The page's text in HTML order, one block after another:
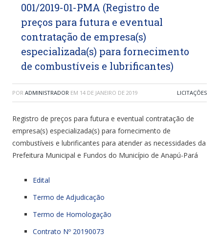
001/2019-01-PMA (Registro de
preços para futura e eventual
contratação de empresa(s)
especializada(s) para fornecimento
de combustíveis e lubrificantes)
POR ADMINISTRADOR EM 14 DE JANEIRO DE 2019 LICITAÇÕES
Registro de preços para futura e eventual contratação de
empresa(s) especializada(s) para fornecimento de
combustíveis e lubrificantes para atender as necessidades da
Prefeitura Municipal e Fundos do Município de Anapú-Pará
Edital
Termo de Adjudicação
Termo de Homologação
Contrato Nº 20190073